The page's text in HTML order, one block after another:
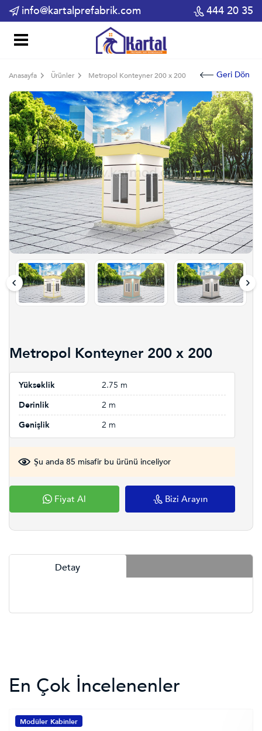
info@kartalprefabrik.com 444 20 35
Anasayfa Ürünler Metropol Konteyner 200 x 200 Geri Dön
Metropol Konteyner 200 x 200
Yükseklik
2.75 m
Derinlik
2 m
Genişlik
2 m
Şu anda 85 misafir bu ürünü inceliyor
Fiyat Al Bizi Arayın
Detay
En Çok İncelenenler
Modüler Kabinler